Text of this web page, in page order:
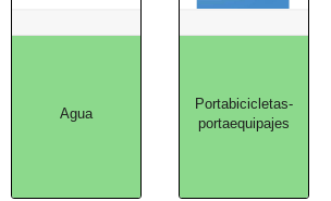
Agua
Portabicicletas-
portaequipajes